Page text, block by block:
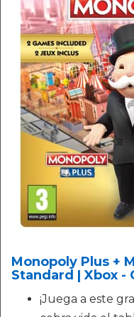
Monopoly Plus +
Standard | Xbox -
¡Juega a este